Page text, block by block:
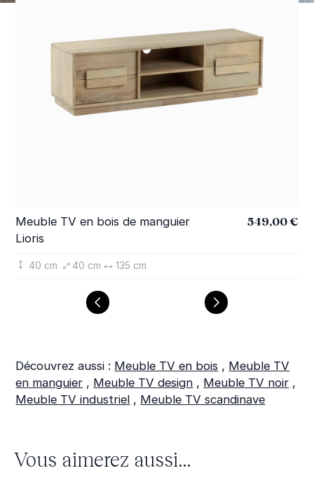
Meuble TV en bois de manguier
Lioris
549,00 €
40 cm 40 cm 135 cm
Découvrez aussi : Meuble TV en bois , Meuble TV
en manguier , Meuble TV design , Meuble TV noir ,
Meuble TV industriel , Meuble TV scandinave
Vous aimerez aussi...